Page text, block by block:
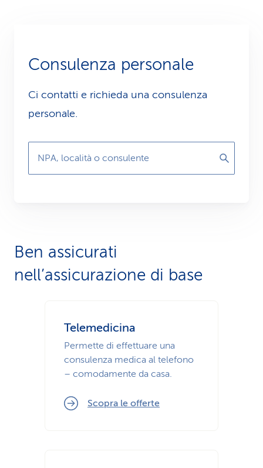
Consulenza personale
Ci contatti e richieda una consulenza
personale.
NPA, località o consulente
Ben assicurati
nell’assicurazione di base
Telemedicina
Permette di effettuare una
consulenza medica al telefono
– comodamente da casa.
Scopra le offerte